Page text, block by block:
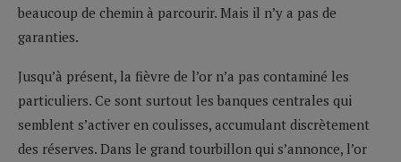
beaucoup de chemin à parcourir. Mais il n’y a pas de
garanties.
Jusqu’à présent, la fièvre de l’or n’a pas contaminé les
particuliers. Ce sont surtout les banques centrales qui
semblent s’activer en coulisses, accumulant discrètement
des réserves. Dans le grand tourbillon qui s’annonce, l’or